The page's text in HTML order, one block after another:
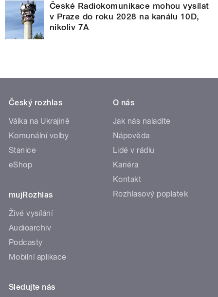
České Radiokomunikace mohou vysílat
v Praze do roku 2028 na kanálu 10D,
nikoliv 7A
Český rozhlas
Válka na Ukrajině
Komunální volby
Stanice
eShop
mujRozhlas
Živé vysílání
Audioarchiv
Podcasty
Mobilní aplikace
O nás
Jak nás naladíte
Nápověda
Lidé v rádiu
Kariéra
Kontakt
Rozhlasový poplatek
Sledujte nás